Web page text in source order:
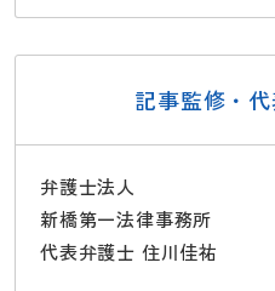
記事監修・
弁護士法人
新橋第一法律事務所
代表弁護士 住川佳祐